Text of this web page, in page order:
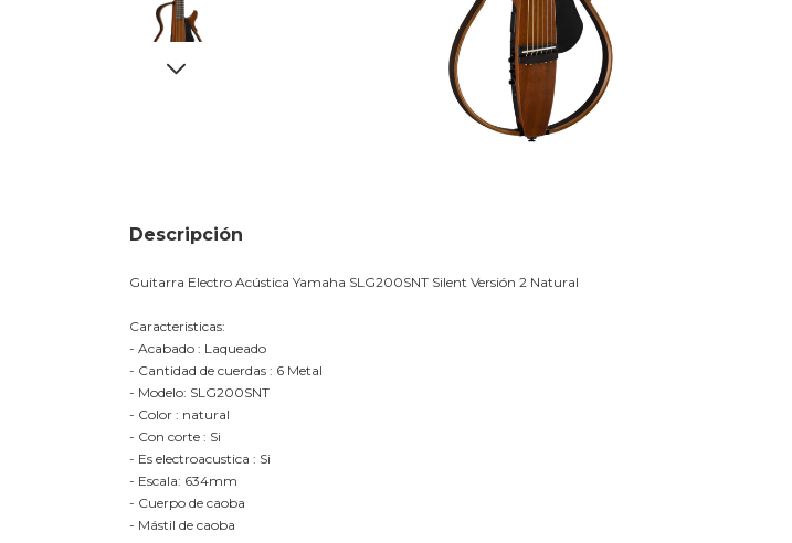
Descripción
Guitarra Electro Acústica Yamaha SLG200SNT Silent Versión 2 Natural
Caracteristicas:
- Acabado : Laqueado
- Cantidad de cuerdas : 6 Metal
- Modelo: SLG200SNT
- Color : natural
- Con corte : Si
- Es electroacustica : Si
- Escala: 634mm
- Cuerpo de caoba
- Mástil de caoba